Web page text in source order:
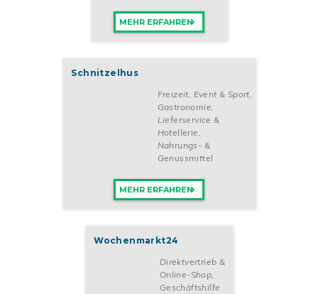
MEHR ERFAHREN
Schnitzelhus
Freizeit, Event & Sport,
Gastronomie,
Lieferservice &
Hotellerie,
Nahrungs- &
Genussmittel
MEHR ERFAHREN
Wochenmarkt24
Direktvertrieb &
Online-Shop,
Geschäftshilfe